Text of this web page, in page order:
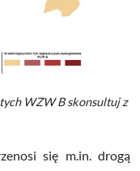
WZW B skonsultuj z
się m.in. drogą